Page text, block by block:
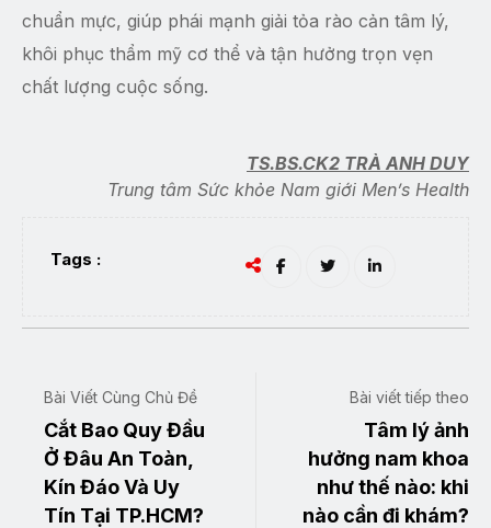
chuẩn mực, giúp phái mạnh giải tỏa rào cản tâm lý,
khôi phục thẩm mỹ cơ thể và tận hưởng trọn vẹn
chất lượng cuộc sống.
TS.BS.CK2 TRÀ ANH DUY
Trung tâm Sức khỏe Nam giới Men’s Health
Tags :
Bài Viết Cùng Chủ Đề
Cắt Bao Quy Đầu
Ở Đâu An Toàn,
Kín Đáo Và Uy
Tín Tại TP.HCM?
Bài viết tiếp theo
Tâm lý ảnh
hưởng nam khoa
như thế nào: khi
nào cần đi khám?